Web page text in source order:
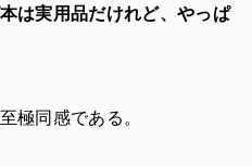
は実用品だけれど、やっぱ
極同感である。